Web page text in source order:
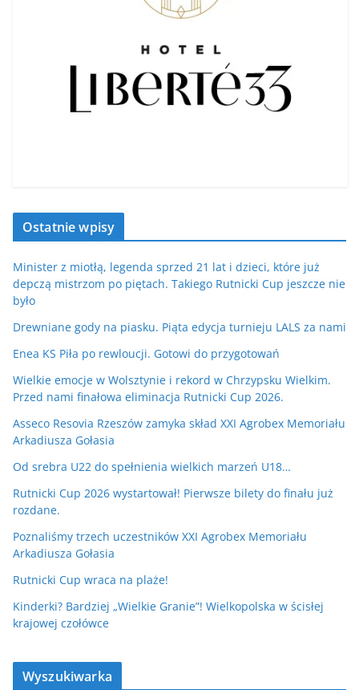
Ostatnie wpisy
Minister z miotłą, legenda sprzed 21 lat i dzieci, które już
depczą mistrzom po piętach. Takiego Rutnicki Cup jeszcze nie
było
Drewniane gody na piasku. Piąta edycja turnieju LALS za nami
Enea KS Piła po rewloucji. Gotowi do przygotowań
Wielkie emocje w Wolsztynie i rekord w Chrzypsku Wielkim.
Przed nami finałowa eliminacja Rutnicki Cup 2026.
Asseco Resovia Rzeszów zamyka skład XXI Agrobex Memoriału
Arkadiusza Gołasia
Od srebra U22 do spełnienia wielkich marzeń U18…
Rutnicki Cup 2026 wystartował! Pierwsze bilety do finału już
rozdane.
Poznaliśmy trzech uczestników XXI Agrobex Memoriału
Arkadiusza Gołasia
Rutnicki Cup wraca na plaże!
Kinderki? Bardziej „Wielkie Granie”! Wielkopolska w ścisłej
krajowej czołówce
Wyszukiwarka